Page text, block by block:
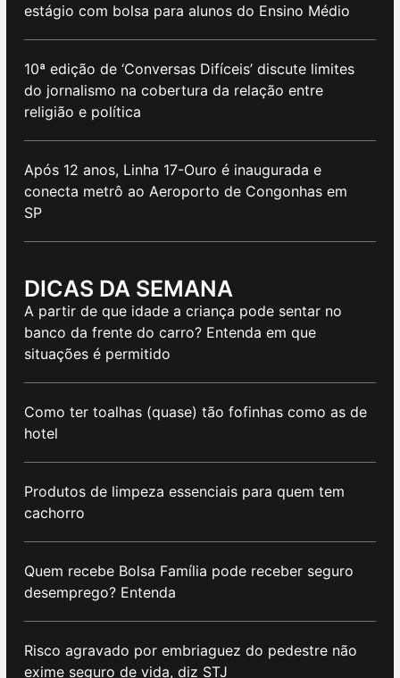
estágio com bolsa para alunos do Ensino Médio
10ª edição de ‘Conversas Difíceis’ discute limites
do jornalismo na cobertura da relação entre
religião e política
Após 12 anos, Linha 17-Ouro é inaugurada e
conecta metrô ao Aeroporto de Congonhas em
SP
DICAS DA SEMANA
A partir de que idade a criança pode sentar no
banco da frente do carro? Entenda em que
situações é permitido
Como ter toalhas (quase) tão fofinhas como as de
hotel
Produtos de limpeza essenciais para quem tem
cachorro
Quem recebe Bolsa Família pode receber seguro
desemprego? Entenda
Risco agravado por embriaguez do pedestre não
exime seguro de vida, diz STJ